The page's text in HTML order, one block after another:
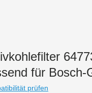
für Bosch-
prüfen